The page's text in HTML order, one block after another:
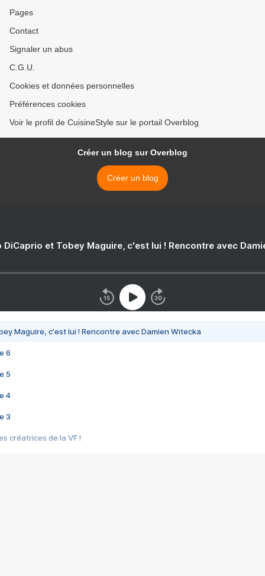
Pages
Contact
Signaler un abus
C.G.U.
Cookies et données personnelles
Préférences cookies
Voir le profil de CuisineStyle sur le portail Overblog
Créer un blog sur Overblog
Créer un blog
DiCaprio et Tobey Maguire, c'est lui ! Rencontre avec
Maguire, c'est lui ! Rencontre avec Damien Witecka
6
5
4
3
créatrices de la VF !